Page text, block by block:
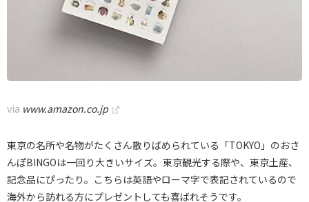
via www.amazon.co.jp
東京の名所や名物がたくさん散りばめられている「TOKYO」のおさ
んぽBINGOは一回り大きいサイズ。東京観光する際や、東京土産、
記念品にぴったり。こちらは英語やローマ字で表記されているので
海外から訪れる方にプレゼントしても喜ばれそうです。